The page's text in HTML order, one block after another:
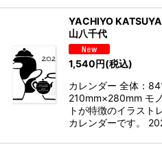
YACHIYO
山八千代
1,540円(税込)
カレンダー 全体：
210mm×280mm モ
トが特徴のイラスト
カレンダーです。